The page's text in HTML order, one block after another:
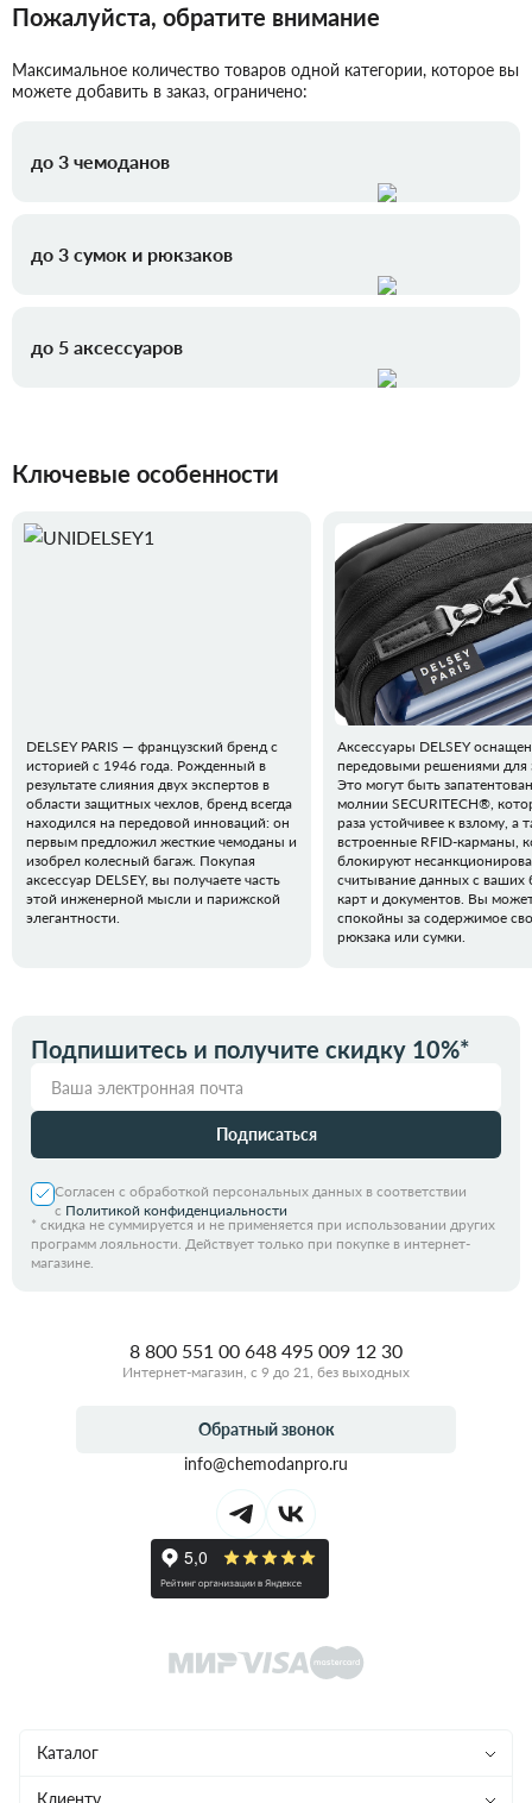
Пожалуйста, обратите внимание
Максимальное количество товаров одной категории, которое вы
можете добавить в заказ, ограничено:
до 3 чемоданов
до 3 сумок и рюкзаков
до 5 аксессуаров
Ключевые особенности
DELSEY PARIS — французский бренд с
историей с 1946 года. Рожденный в
результате слияния двух экспертов в
области защитных чехлов, бренд всегда
находился на передовой инноваций: он
первым предложил жесткие чемоданы и
изобрел колесный багаж. Покупая
аксессуар DELSEY, вы получаете часть
этой инженерной мысли и парижской
элегантности.
Аксессуары DELSEY
передовыми решениями для
Это могут быть
молнии SECURITECH®,
раза устойчивее к взлому, а
встроенные RFID-карманы,
блокируют
считывание данных с ваших
карт и документов. Вы
спокойны за содержимое
рюкзака или сумки.
Подпишитесь и получите скидку 10%*
Подписаться
Согласен с обработкой персональных данных в соответствии
с Политикой конфиденциальности
* скидка не суммируется и не применяется при использовании других
программ лояльности. Действует только при покупке в интернет-
магазине.
Каталог
Чемоданы
8 800 551 00 648 495 009 12 30
Интернет-магазин, с 9 до 21, без выходных
Обратный звонок
info@chemodanpro.ru